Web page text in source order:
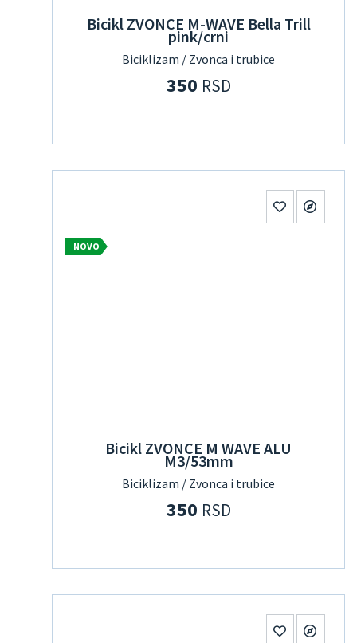
Bicikl ZVONCE M-WAVE Bella Trill
pink/crni
Biciklizam / Zvonca i trubice
350 RSD
NOVO
Bicikl ZVONCE M WAVE ALU
M3/53mm
Biciklizam / Zvonca i trubice
350 RSD